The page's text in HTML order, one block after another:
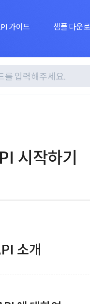
가이드 샘플 다운
시작하기
소개